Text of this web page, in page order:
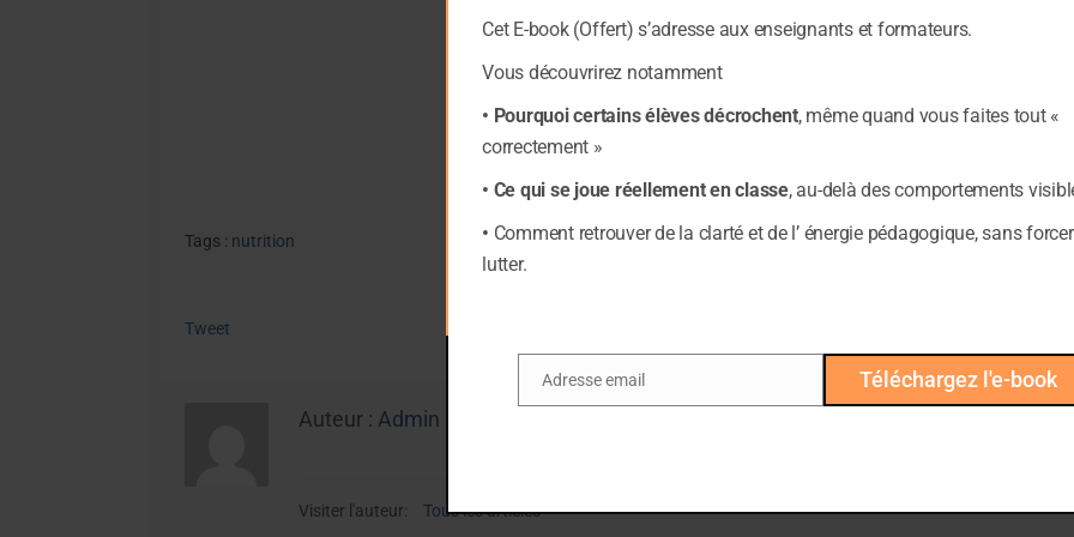
– 3 min 32 –
Tags : nutrition
Tweet
Auteur : Admin
Visiter l'auteur: Tous les articles
Cet E-book (Offert) s’adresse aux enseignants et formateurs.
Vous découvrirez notamment
• Pourquoi certains élèves décrochent, même quand vous faites tout «
correctement »
• Ce qui se joue réellement en classe, au-delà des comportements
• Comment retrouver de la clarté et de l’ énergie pédagogique, sans
lutter.
Email
Adresse email Téléchargez l'e-book